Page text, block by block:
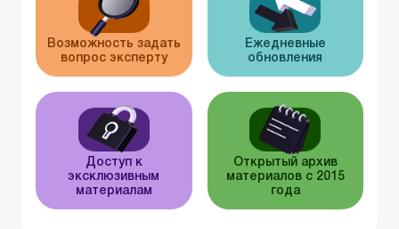
Возможность задать
вопрос эксперту
Ежедневные
обновления
Доступ к
эксклюзивным
материалам
Открытый архив
материалов с 2015
года